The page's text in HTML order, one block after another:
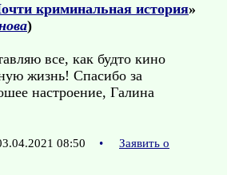
криминальная история»
)
все, как будто кино
жизнь! Спасибо за
настроение, Галина
08:50 •
Заявить о